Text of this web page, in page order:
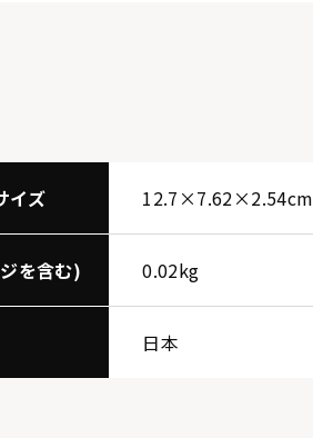
イズ 12.7×7.62×2.54cm
を含む) 0.02kg
日本